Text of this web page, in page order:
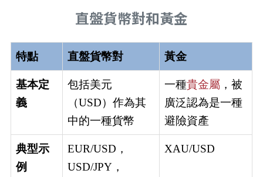
直盤貨幣對和黃金
特點 直盤貨幣對 黃金
基本定
義
包括美元
（USD）作為其
中的一種貨幣
一種貴金屬 ，被
廣泛認為是一種
避險資產
典型示
例
EUR/USD，
USD/JPY，
XAU/USD